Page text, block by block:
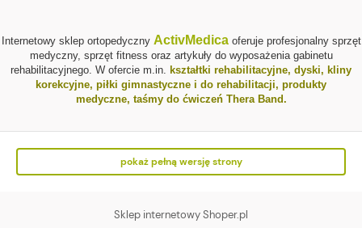
Internetowy sklep ortopedyczny ActivMedicaoferuje profesjonalny sprzęt
medyczny, sprzęt fitness oraz artykuły do wyposażenia gabinetu
rehabilitacyjnego. W ofercie m.in.
kształtki rehabilitacyjne, dyski, kliny
korekcyjne, piłki gimnastyczne i do rehabilitacji, produkty
medyczne, taśmy do ćwiczeń Thera Band.
pokaż pełną wersję strony
Sklep internetowy Shoper.pl